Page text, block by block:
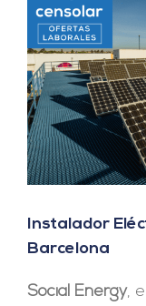
más
grande
Instalador
Barcelona
Social Energy,